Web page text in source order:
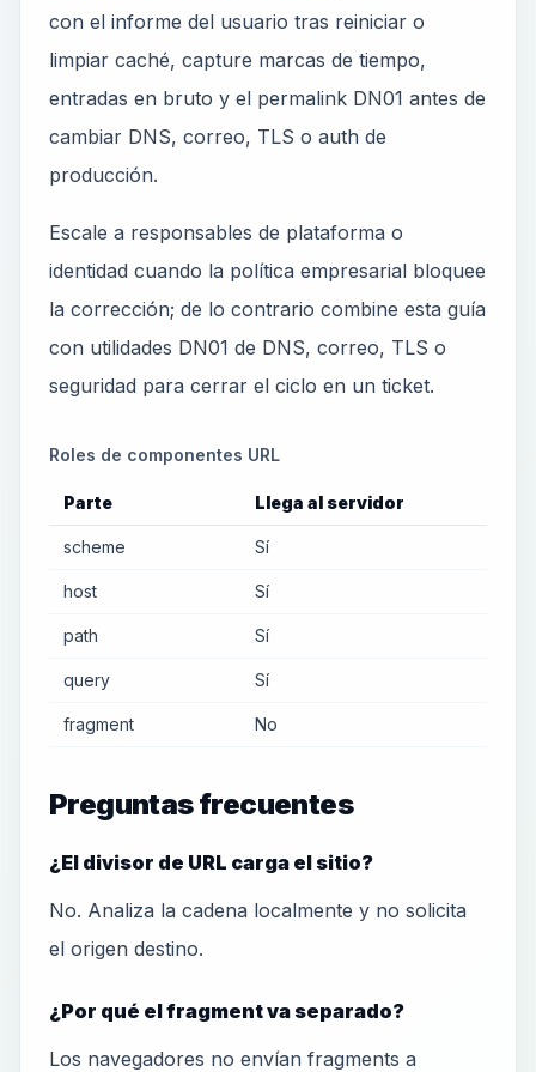
con el informe del usuario tras reiniciar o
limpiar caché, capture marcas de tiempo,
entradas en bruto y el permalink DN01 antes de
cambiar DNS, correo, TLS o auth de
producción.
Escale a responsables de plataforma o
identidad cuando la política empresarial bloquee
la corrección; de lo contrario combine esta guía
con utilidades DN01 de DNS, correo, TLS o
seguridad para cerrar el ciclo en un ticket.
Roles de componentes URL
Parte Llega al servidor
scheme Sí
host Sí
path Sí
query Sí
fragment No
Preguntas frecuentes
¿El divisor de URL carga el sitio?
No. Analiza la cadena localmente y no solicita
el origen destino.
¿Por qué el fragment va separado?
Los navegadores no envían fragments a